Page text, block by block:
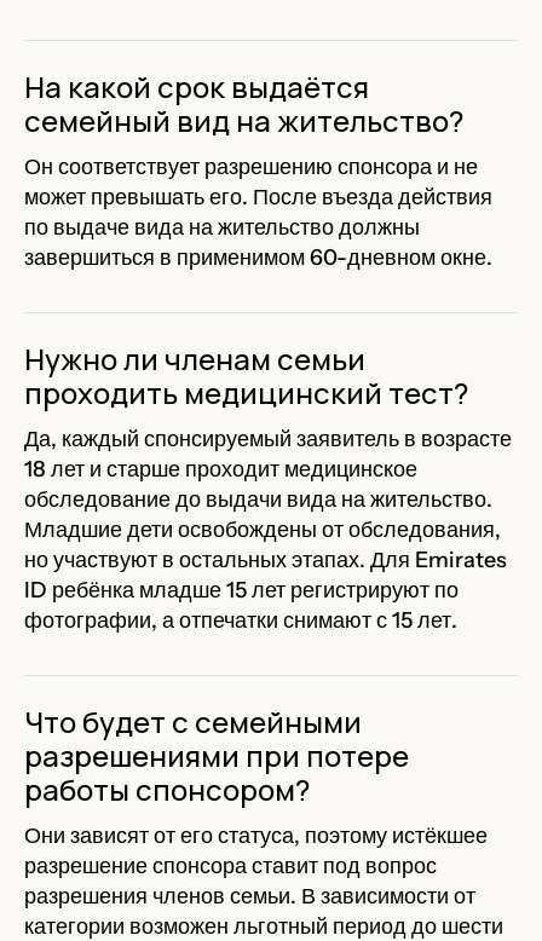
На какой срок выдаётся
семейный вид на жительство?
Он соответствует разрешению спонсора и не
может превышать его. После въезда действия
по выдаче вида на жительство должны
завершиться в применимом 60-дневном окне.
Нужно ли членам семьи
проходить медицинский тест?
Да, каждый спонсируемый заявитель в возрасте
18 лет и старше проходит медицинское
обследование до выдачи вида на жительство.
Младшие дети освобождены от обследования,
но участвуют в остальных этапах. Для Emirates
ID ребёнка младше 15 лет регистрируют по
фотографии, а отпечатки снимают с 15 лет.
Что будет с семейными
разрешениями при потере
работы спонсором?
Они зависят от его статуса, поэтому истёкшее
разрешение спонсора ставит под вопрос
разрешения членов семьи. В зависимости от
категории возможен льготный период до шести